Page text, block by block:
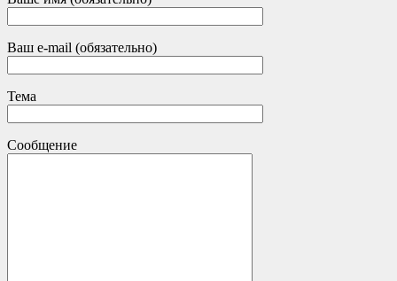
Ваш e-mail (обязательно)
Тема
Сообщение